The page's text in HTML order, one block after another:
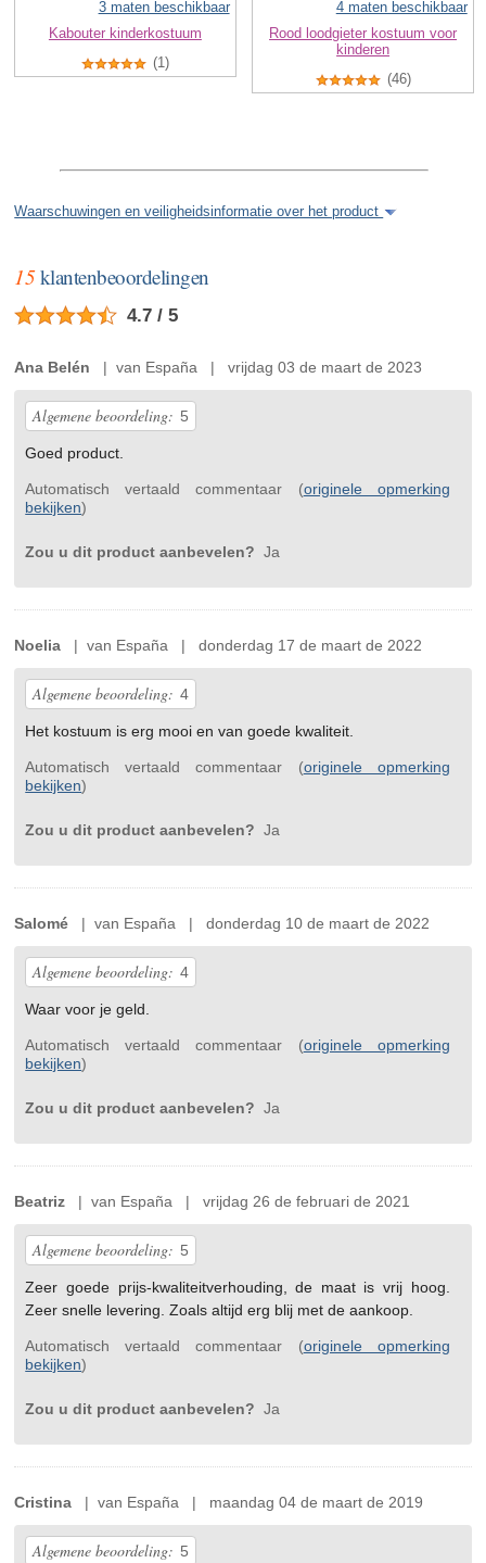
3 maten beschikbaar
Kabouter kinderkostuum
(1)
4 maten beschikbaar
Rood loodgieter kostuum voor
kinderen
(46)
Waarschuwingen en veiligheidsinformatie over het product
15klantenbeoordelingen
4.7 / 5
Ana Belén | van España | vrijdag 03 de maart de 2023
Algemene beoordeling: 5
Goed product.
Automatisch vertaald commentaar (originele opmerking
bekijken)
Zou u dit product aanbevelen? Ja
Noelia | van España | donderdag 17 de maart de 2022
Algemene beoordeling: 4
Het kostuum is erg mooi en van goede kwaliteit.
Automatisch vertaald commentaar (originele opmerking
bekijken)
Zou u dit product aanbevelen? Ja
Salomé | van España | donderdag 10 de maart de 2022
Algemene beoordeling: 4
Waar voor je geld.
Automatisch vertaald commentaar (originele opmerking
bekijken)
Zou u dit product aanbevelen? Ja
Beatriz | van España | vrijdag 26 de februari de 2021
Algemene beoordeling: 5
Zeer goede prijs-kwaliteitverhouding, de maat is vrij hoog.
Zeer snelle levering. Zoals altijd erg blij met de aankoop.
Automatisch vertaald commentaar (originele opmerking
bekijken)
Zou u dit product aanbevelen? Ja
Cristina | van España | maandag 04 de maart de 2019
Algemene beoordeling: 5